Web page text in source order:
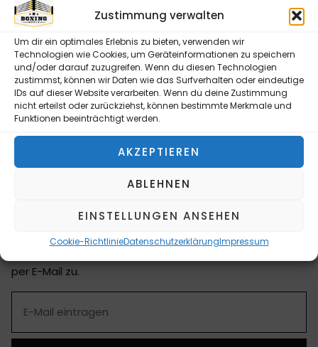
Zustimmung verwalten
Um dir ein optimales Erlebnis zu bieten, verwenden wir
Technologien wie Cookies, um Geräteinformationen zu speichern
und/oder darauf zuzugreifen. Wenn du diesen Technologien
zustimmst, können wir Daten wie das Surfverhalten oder eindeutige
IDs auf dieser Website verarbeiten. Wenn du deine Zustimmung
nicht erteilst oder zurückziehst, können bestimmte Merkmale und
Funktionen beeinträchtigt werden.
AKZEPTIEREN
ABLEHNEN
EINSTELLUNGEN ANSEHEN
Cookie-RichtlinieDatenschutzerklärungImpressum
BESCHREIBUNG
MMA Handschuhe, TUF-WEAR, Leder, Größe L/XL, 04oz
Ihr professioneller Ausstatter für Boxringe,
Trainingsgeräte, MMA Cages und Zubehör mit
eigenem CAD & Design Team
Bitte senden Sie mir entsprechend Ihrer
Datenschutzerklärung regelmäßig und jederzeit
per E-Mail zu.